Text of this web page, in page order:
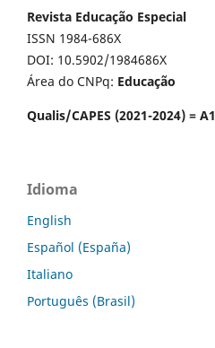
Revista Educação Especial
ISSN 1984-686X
DOI: 10.5902/1984686X
Área do CNPq: Educação
Qualis/CAPES (2021-2024) = A1
Idioma
English
Español (España)
Italiano
Português (Brasil)